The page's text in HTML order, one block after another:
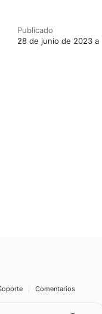
Publicado
28 de junio de 2023 a
Comentarios